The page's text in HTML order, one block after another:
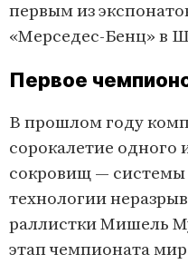
первым из
«Мерседес-Бенц» в
Первое
В прошлом году
сорокалетие одного
сокровищ —
технологии
раллистки Мишель
этап чемпионата